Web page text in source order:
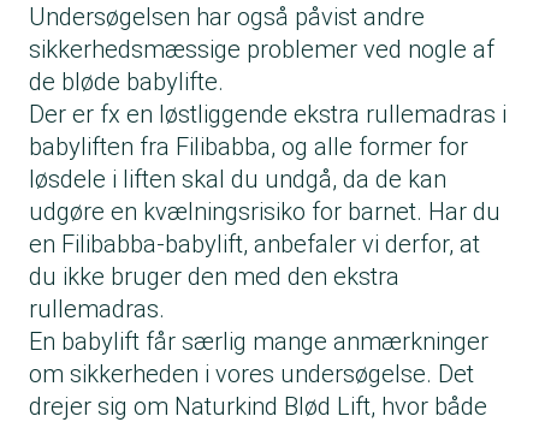
Undersøgelsen har også påvist andre
sikkerhedsmæssige problemer ved nogle af
de bløde babylifte.
Der er fx en løstliggende ekstra rullemadras i
babyliften fra Filibabba, og alle former for
løsdele i liften skal du undgå, da de kan
udgøre en kvælningsrisiko for bar­­net. Har du
en Filibabba-babylift, anbefaler vi derfor, at
du ikke bruger den med den ekstra
rullemadras.
En babylift får særlig mange anmærkninger
om sikkerheden i vores undersøgelse. Det
drejer sig om Naturkind Blød Lift, hvor både